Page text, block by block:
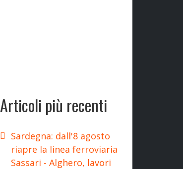
Articoli più recenti
Sardegna: dall'8 agosto
riapre la linea ferroviaria
Sassari - Alghero, lavori